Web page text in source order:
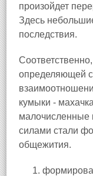
произойдет
Здесь
последствия.
определяющей
кумыки -
силами стали
общежития.